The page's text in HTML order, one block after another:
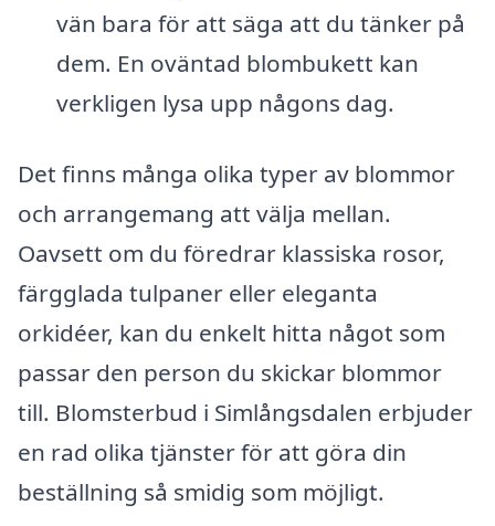
vän bara för att säga att du tänker på
dem. En oväntad blombukett kan
verkligen lysa upp någons dag.
Det finns många olika typer av blommor
och arrangemang att välja mellan.
Oavsett om du föredrar klassiska rosor,
färgglada tulpaner eller eleganta
orkidéer, kan du enkelt hitta något som
passar den person du skickar blommor
till. Blomsterbud i Simlångsdalen erbjuder
en rad olika tjänster för att göra din
beställning så smidig som möjligt.